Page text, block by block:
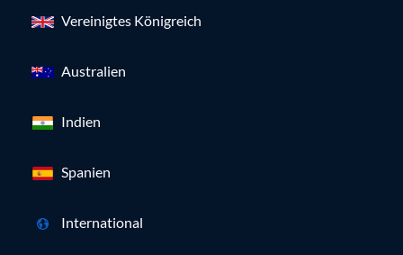
Vereinigtes Königreich
Australien
Indien
Spanien
International